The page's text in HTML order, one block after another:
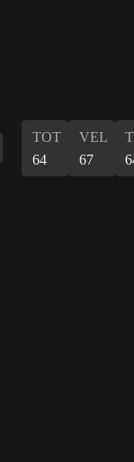
TOT
64
VEL
67